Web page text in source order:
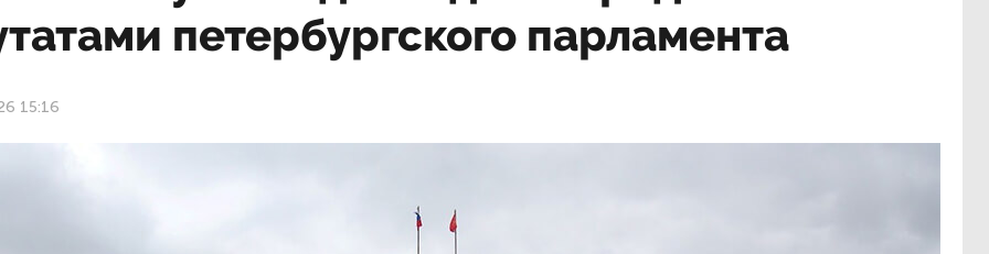
петербургского парламента
15:16